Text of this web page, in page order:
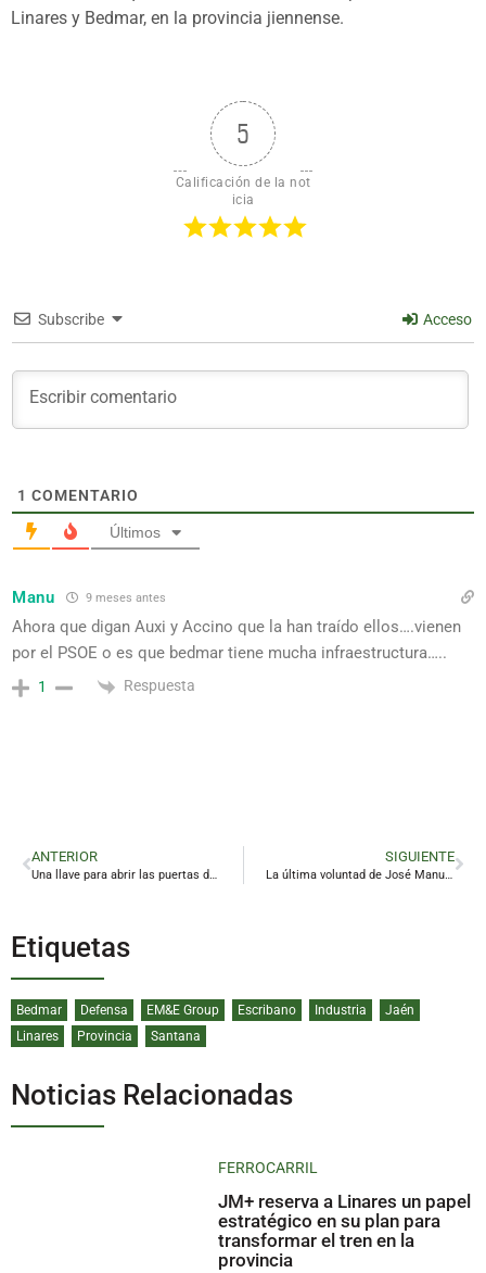
Linares y Bedmar, en la provincia jiennense.
5
Calificación de la not
icia
Subscribe Acceso
1 COMENTARIO
Últimos
Manu 9 meses antes
Ahora que digan Auxi y Accino que la han traído ellos….vienen
por el PSOE o es que bedmar tiene mucha infraestructura…..
1 Respuesta
ANTERIOR SIGUIENTE
La última voluntad de José Manuel: volver a dirigir a Las Cigarreras
Etiquetas
Bedmar Defensa EM&E Group Escribano Industria
Jaén
Linares
Provincia Santana
Noticias Relacionadas
FERROCARRIL
JM+ reserva a Linares un papel
estratégico en su plan para
transformar el tren en la
provincia